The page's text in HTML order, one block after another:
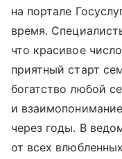
на портале
время.
что красивое
приятный старт
богатство любой
и
через годы. В
от всех